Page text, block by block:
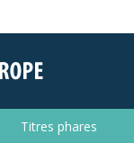
Titres phares